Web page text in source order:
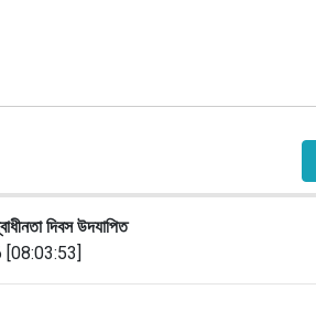
দিবস উদযাপিত